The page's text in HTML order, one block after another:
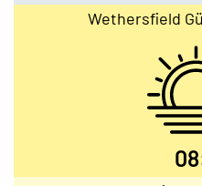
Wethersfield